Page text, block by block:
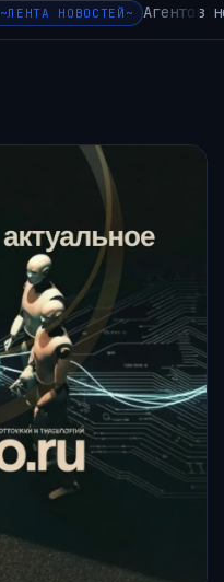
НОВОСТЕЙ~ Агентов